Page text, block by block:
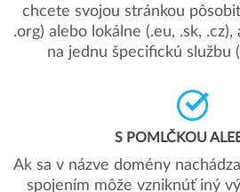
chcete svojou stránkou
.org) alebo lokálne (.eu, .sk,
na jednu špecifickú službu
S POMLČKOU
Ak sa v názve domény
spojením môže vzniknúť iný